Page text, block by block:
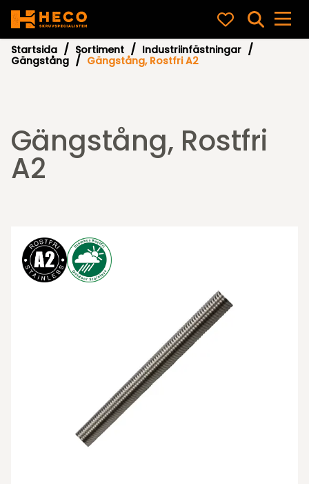
Startsida Sortiment
Industriinfästningar
Gängstång
Gängstång, Rostfri A2
Gängstång, Rostfri
A2